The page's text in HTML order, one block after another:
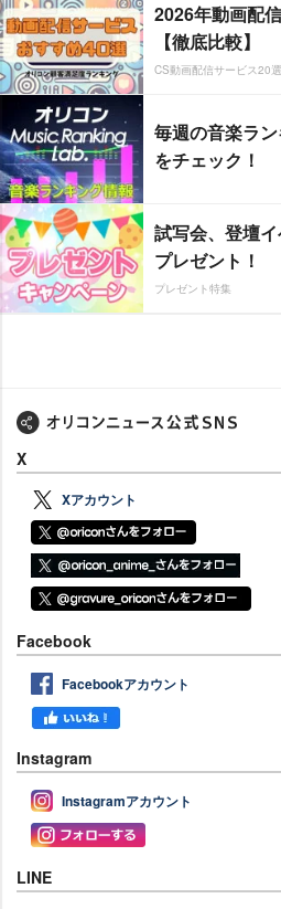
2026年動画配
【徹底比較】
CS動画配信サービス20選
毎週の音楽ラ
をチェック！
試写会、登壇
プレゼント！
プレゼント特集
X
Xアカウント
Facebook
Facebookアカウント
Instagram
Instagramアカウント
LINE